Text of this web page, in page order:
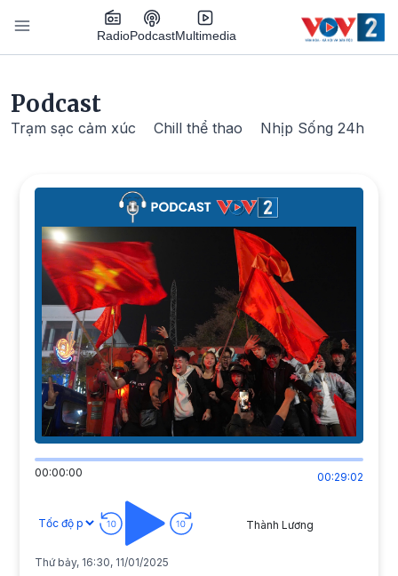
Nhảy đến nội dung
RadioPodcastMultimedia
Podcast
Trạm sạc cảm xúc Chill thể thao Nhịp Sống 24h
00:00:00 00:29:02
Thành Lương
Thứ bảy, 16:30, 11/01/2025